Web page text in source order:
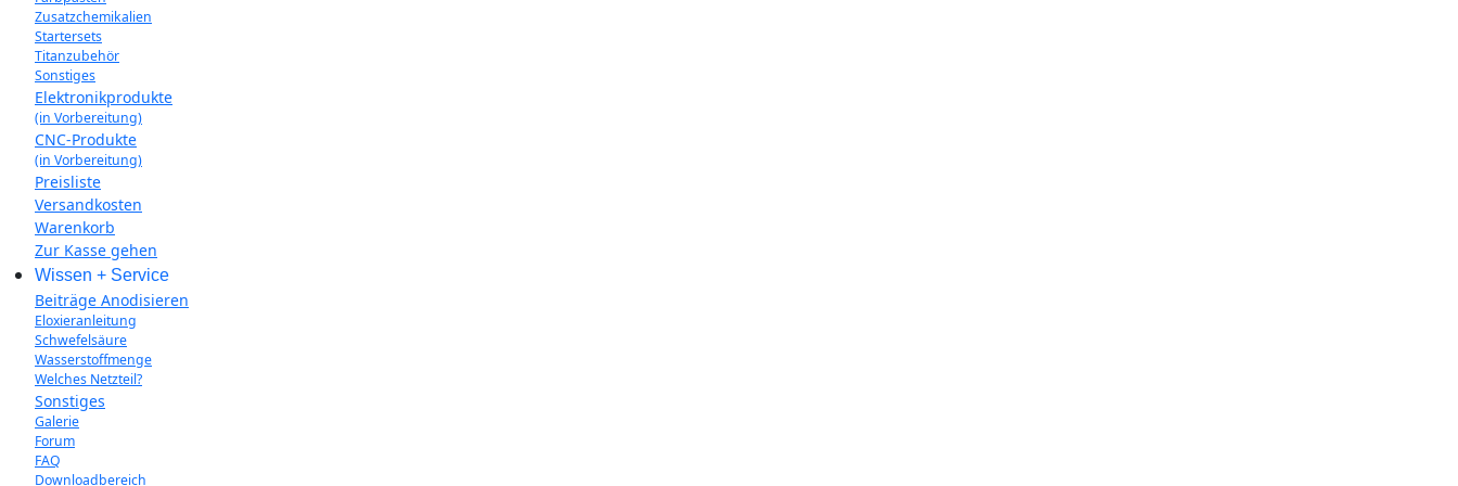
Zusatzchemikalien
Startersets
Titanzubehör
Sonstiges
Elektronikprodukte
(in Vorbereitung)
CNC-Produkte
(in Vorbereitung)
Preisliste
Versandkosten
Warenkorb
Zur Kasse gehen
Wissen + Service
Beiträge Anodisieren
Eloxieranleitung
Schwefelsäure
Wasserstoffmenge
Welches Netzteil?
Sonstiges
Galerie
Forum
FAQ
Downloadbereich